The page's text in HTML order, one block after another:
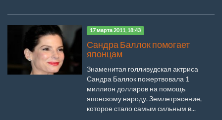
17 марта 2011, 18:43
Сандра Баллок помогает
японцам
Знаменитая голливудская актриса
Сандра Баллок пожертвовала 1
миллион долларов на помощь
японскому народу. Землетрясение,
которое стало самым сильным в...